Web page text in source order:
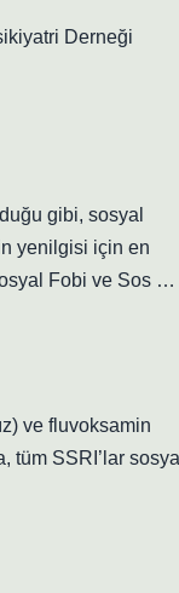
Derneği
gibi, sosyal
yenilgisi için en
Fobi ve Sos …
ve fluvoksamin
tüm SSRI’lar